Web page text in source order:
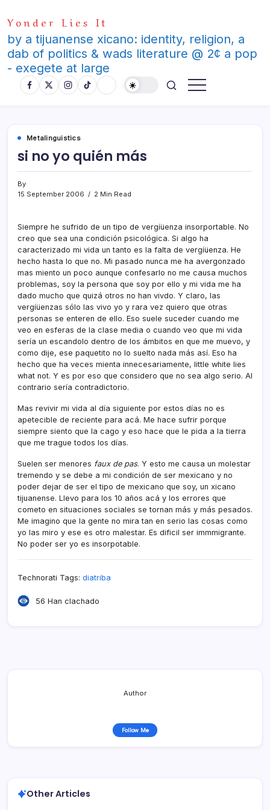
to
content
Yonder Lies It
by a tijuanense xicano: identity, religion, a
dab of politics & wads literature @ 2¢ a pop
- exegete at large
Metalinguistics
si no yo quién más
By
15 September 2006
2 Min Read
Siempre he sufrido de un tipo de vergíüenza insorportable. No
creo que sea una condición psicológica. Si algo ha
caracterizado mi vida un tanto es la falta de vergíüenza. He
hecho hasta lo que no. Mi pasado nunca me ha avergonzado
mas miento un poco aunque confesarlo no me causa muchos
problemas, soy la persona que soy por ello y mi vida me ha
dado mucho que quizá otros no han vivdo. Y claro, las
vergíüenzas sólo las vivo yo y rara vez quiero que otras
personas se enteren de ello. Eso suele suceder cuando me
veo en esferas de la clase media o cuando veo que mi vida
serí­a un escandolo dentro de los ámbitos en que me muevo, y
como dije, ese paquetito no lo suelto nada más así­. Eso ha
hecho que ha veces mienta innecesariamente, little white lies
what not. Y es por eso que considero que no sea algo serio. Al
contrario serí­a contradictorio.
Mas revivir mi vida al dí­a siguiente por estos dí­as no es
apetecible de reciente para acá. Me hace sufrir porque
siempre siento que la cago y eso hace que le pida a la tierra
que me trague todos los dí­as.
Suelen ser menores faux de pas. Y esto me causa un molestar
tremendo y se debe a mi condición de ser mexicano y no
poder dejar de ser el tipo de mexicano que soy, un xicano
tijuanense. Llevo para los 10 años acá y los errores que
cometo en situaciones sociales se tornan más y más pesados.
Me imagino que la gente no mira tan en serio las cosas como
yo las miro y ese es otro malestar. Es dificil ser immmigrante.
No poder ser yo es insorpotable.
Technorati Tags: diatriba
56 Han clachado
Author
Follow Me
Other Articles